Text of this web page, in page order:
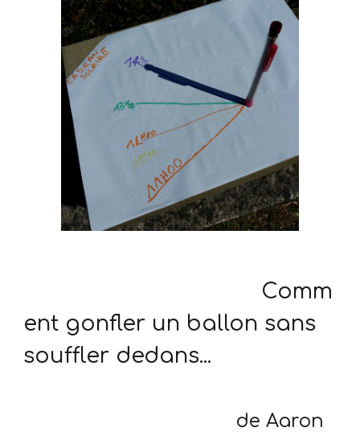
Comm
ent gonfler un ballon sans
souffler dedans...
de Aaron